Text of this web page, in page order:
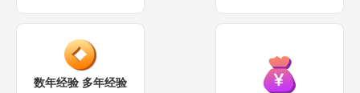
数年经验 多年经验